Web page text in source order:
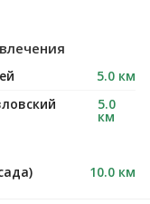
5.0 км
5.0
км
10.0 км